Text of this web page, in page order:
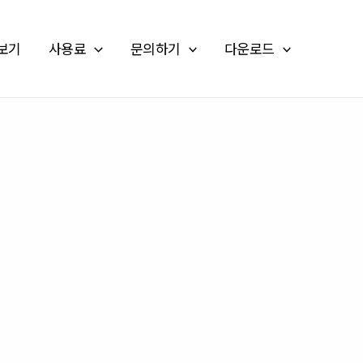
기 사용료 문의하기 다운로드